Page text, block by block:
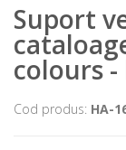
Suport
colours
Cod produs: HA-